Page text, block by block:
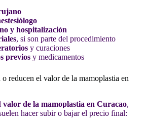
y hospitalización
, si son parte del procedimiento
y curaciones
previos y medicamentos
reducen el valor de la mamoplastia en
valor de la mamoplastia en Curacao,
hacer subir o bajar el precio final: